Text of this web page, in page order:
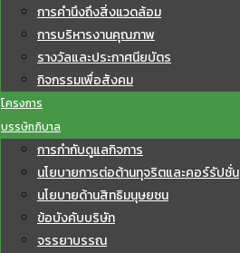
การคำนึงถึงสิ่งแวดล้อม
การบริหารงานคุณภาพ
รางวัลและประกาศนียบัตร
กิจกรรมเพื่อสังคม
โครงการ
บรรษัทภิบาล
การกำกับดูแลกิจการ
นโยบายการต่อต้านทุจริตและคอร์รัปชั่น
นโยบายด้านสิทธิมนุษยชน
ข้อบังคับบริษัท
จรรยาบรรณ